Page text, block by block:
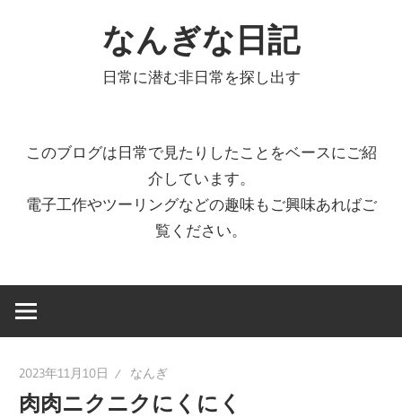
なんぎな日記
日常に潜む非日常を探し出す
このブログは日常で見たりしたことをベースにご紹
介しています。
電子工作やツーリングなどの趣味もご興味あればご
覧ください。
2023年11月10日 なんぎ
肉肉ニクニクにくにく